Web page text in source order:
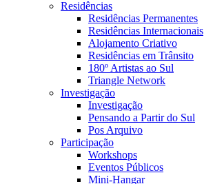
Residências
Residências Permanentes
Residências Internacionais
Alojamento Criativo
Residências em Trânsito
180º Artistas ao Sul
Triangle Network
Investigação
Investigação
Pensando a Partir do Sul
Pos Arquivo
Participação
Workshops
Eventos Públicos
Mini-Hangar